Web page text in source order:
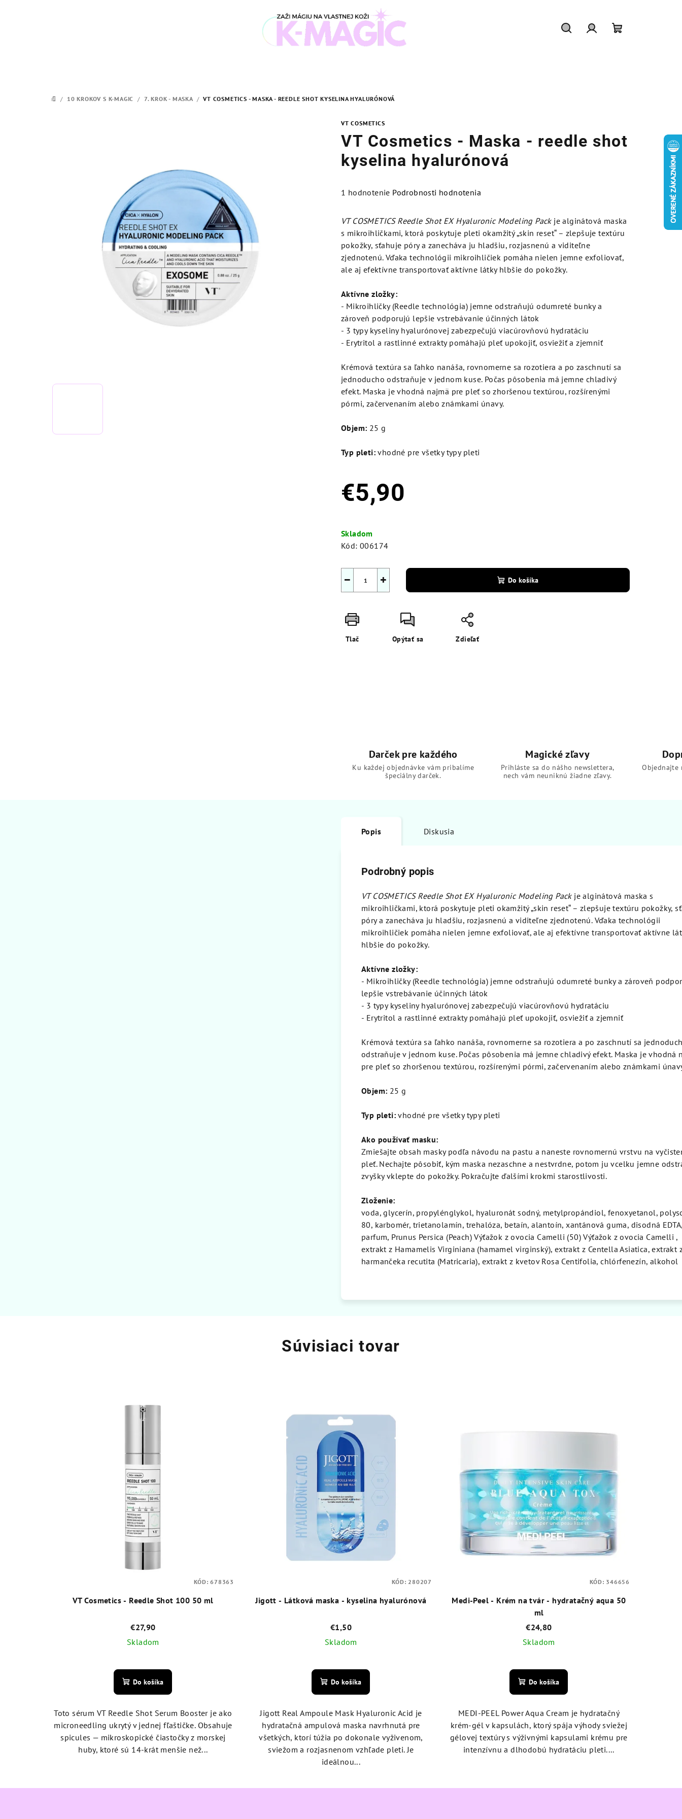
DOMOV
/ 10 KROKOV S K-MAGIC / 7. KROK - MASKA / VT COSMETICS - MASKA - REEDLE SHOT KYSELINA HYALURÓNOVÁ
VT COSMETICS
VT Cosmetics - Maska - reedle shot
kyselina hyalurónová
Priemerné
produktu
5,0
z
5
hviezdičiek.
1 hodnotenie Podrobnosti hodnotenia
VT COSMETICS Reedle Shot EX Hyaluronic Modeling Packje alginátová maska
s mikroihličkami, ktorá poskytuje pleti okamžitý „skin reset“ – zlepšuje textúru
pokožky, sťahuje póry a zanecháva ju hladšiu, rozjasnenú a viditeľne
zjednotenú. Vďaka technológii mikroihličiek pomáha nielen jemne exfoliovať,
ale aj efektívne transportovať aktívne látky hlbšie do pokožky.
Aktívne zložky:
- Mikroihličky (Reedle technológia) jemne odstraňujú odumreté bunky a
zároveň podporujú lepšie vstrebávanie účinných látok
- 3 typy kyseliny hyalurónovej zabezpečujú viacúrovňovú hydratáciu
- Erytritol a rastlinné extrakty pomáhajú pleť upokojiť, osviežiť a zjemniť
Krémová textúra sa ľahko nanáša, rovnomerne sa rozotiera a po zaschnutí sa
jednoducho odstraňuje v jednom kuse. Počas pôsobenia má jemne chladivý
efekt. Maska je vhodná najmä pre pleť so zhoršenou textúrou, rozšírenými
pórmi, začervenaním alebo známkami únavy.
Objem: 25 g
Typ pleti:vhodné pre všetky typy pleti
€5,90
cena:
Skladom
Kód: 006174
+
− Do košíka
Tlač Opýtať sa Zdieľať
Darček pre každého
Ku každej objednávke vám pribalíme
špeciálny darček.
Magické zľavy
Prihláste sa do nášho newslettera,
nech vám neuniknú žiadne zľavy.
Objednajte
Popis Diskusia
Podrobný popis
VT COSMETICS Reedle Shot EX Hyaluronic Modeling Packje alginátová maska s
mikroihličkami, ktorá poskytuje pleti okamžitý „skin reset“ – zlepšuje textúru pokožky,
póry a zanecháva ju hladšiu, rozjasnenú a viditeľne zjednotenú. Vďaka technológii
mikroihličiek pomáha nielen jemne exfoliovať, ale aj efektívne transportovať aktívne
hlbšie do pokožky.
Aktívne zložky:
- Mikroihličky (Reedle technológia) jemne odstraňujú odumreté bunky a zároveň
lepšie vstrebávanie účinných látok
- 3 typy kyseliny hyalurónovej zabezpečujú viacúrovňovú hydratáciu
- Erytritol a rastlinné extrakty pomáhajú pleť upokojiť, osviežiť a zjemniť
Krémová textúra sa ľahko nanáša, rovnomerne sa rozotiera a po zaschnutí sa
odstraňuje v jednom kuse. Počas pôsobenia má jemne chladivý efekt. Maska je vhodná
pre pleť so zhoršenou textúrou, rozšírenými pórmi, začervenaním alebo známkami
Objem: 25 g
Typ pleti:vhodné pre všetky typy pleti
Ako používať masku:
Zmiešajte obsah masky podľa návodu na pastu a naneste rovnomernú vrstvu na
pleť. Nechajte pôsobiť, kým maska nezaschne a nestvrdne, potom ju vcelku jemne
zvyšky vklepte do pokožky. Pokračujte ďalšími krokmi starostlivosti.
Zloženie:
voda, glycerín, propylénglykol, hyaluronát sodný, metylpropándiol, fenoxyetanol,
80, karbomér, trietanolamín, trehalóza, betaín, alantoín, xantánová guma, disodná
parfum, Prunus Persica (Peach) Výťažok z ovocia Camelli (50) Výťažok z ovocia Camelli ,
extrakt z Hamamelis Virginiana (hamamel virginský), extrakt z Centella Asiatica, extrakt
harmančeka recutita (Matricaria), extrakt z kvetov Rosa Centifolia, chlórfenezín, alkohol
Súvisiaci tovar
VT Cosmetics - Reedle Shot 100 50 ml
€27,90
Skladom
hodnotenie
produktu
je
5,0
5
hviezdičiek.
Do košíka
Toto sérum VT Reedle Shot Serum Booster je ako
microneedling ukrytý v jednej fľaštičke. Obsahuje
spicules — mikroskopické čiastočky z morskej
huby, ktoré sú 14-krát menšie než...
KÓD:678363
Jigott - Látková maska - kyselina hyalurónová
€1,50
Skladom
hodnotenie
produktu
je
4,1
hviezdičiek.
Do košíka
Jigott Real Ampoule Mask Hyaluronic Acid je
hydratačná ampulová maska navrhnutá pre
všetkých, ktorí túžia po dokonale vyživenom,
sviežom a rozjasnenom vzhľade pleti. Je
ideálnou...
KÓD: 280207
Medi-Peel - Krém na tvár - hydratačný aqua 50
ml
€24,80
Skladom
hodnotenie
produktu
je
5,0
z
5
hviezdičiek.
Do košíka
MEDI-PEEL Power Aqua Cream je hydratačný
krém-gél v kapsulách, ktorý spája výhody sviežej
gélovej textúry s výživnými kapsulami krému pre
intenzívnu a dlhodobú hydratáciu pleti....
KÓD: 346656